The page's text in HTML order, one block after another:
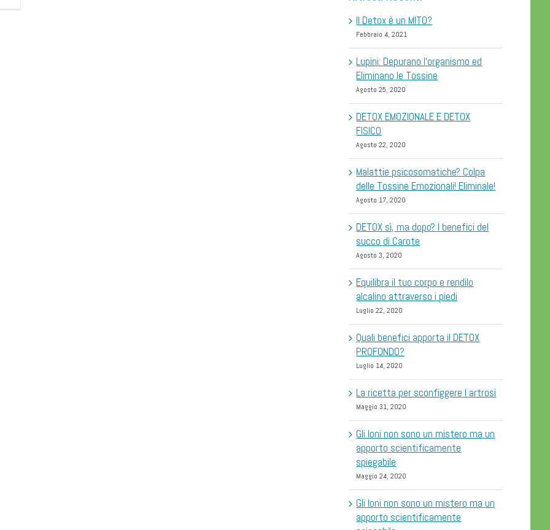
Il Detox è un MITO?
Febbraio 4, 2021
Lupini: Depurano l’organismo ed
Eliminano le Tossine
Agosto 25, 2020
DETOX EMOZIONALE E DETOX
FISICO
Agosto 22, 2020
Malattie psicosomatiche? Colpa
delle Tossine Emozionali! Eliminale!
Agosto 17, 2020
DETOX sì, ma dopo? I benefici del
succo di Carote
Agosto 3, 2020
Equilibra il tuo corpo e rendilo
alcalino attraverso i piedi
Luglio 22, 2020
Quali benefici apporta il DETOX
PROFONDO?
Luglio 14, 2020
La ricetta per sconfiggere l artrosi
Maggio 31, 2020
Gli Ioni non sono un mistero ma un
apporto scientificamente
spiegabile
Maggio 24, 2020
Gli Ioni non sono un mistero ma un
apporto scientificamente